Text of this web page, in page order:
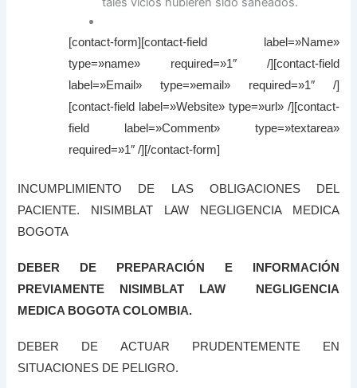
[contact-form][contact-field label=»Name»
type=»name» required=»1″ /][contact-field
label=»Email» type=»email» required=»1″ /]
[contact-field label=»Website» type=»url» /][contact-
field label=»Comment» type=»textarea»
required=»1″ /][/contact-form]
INCUMPLIMIENTO DE LAS OBLIGACIONES DEL
PACIENTE. NISIMBLAT LAW NEGLIGENCIA MEDICA
BOGOTA
DEBER DE PREPARACIÓN E INFORMACIÓN
PREVIAMENTE NISIMBLAT LAW NEGLIGENCIA
MEDICA BOGOTA COLOMBIA.
DEBER DE ACTUAR PRUDENTEMENTE EN
SITUACIONES DE PELIGRO.